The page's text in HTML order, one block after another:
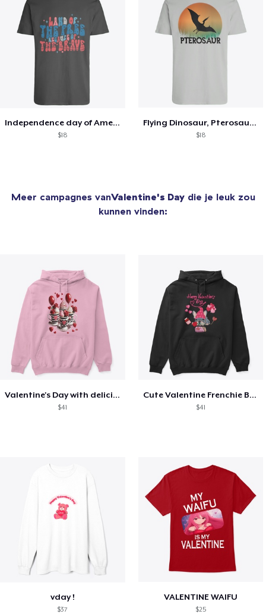
Independence day of America, 4th of July
$18
Flying Dinosaur, Pterosaur silhouette
$18
Meer campagnes vanValentine's Daydie je leuk zou
kunnen vinden:
Valentine's Day with delicious food
$41
Cute Valentine Frenchie Bulldog
$41
vday !
$37
VALENTINE WAIFU
$25